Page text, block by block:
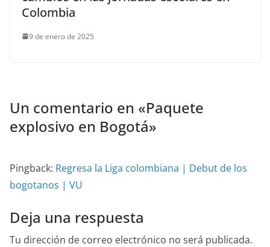
Colombia
9 de enero de 2025
Un comentario en «Paquete
explosivo en Bogotá»
Pingback: Regresa la Liga colombiana | Debut de los
bogotanos | VU
Deja una respuesta
Tu dirección de correo electrónico no será publicada.